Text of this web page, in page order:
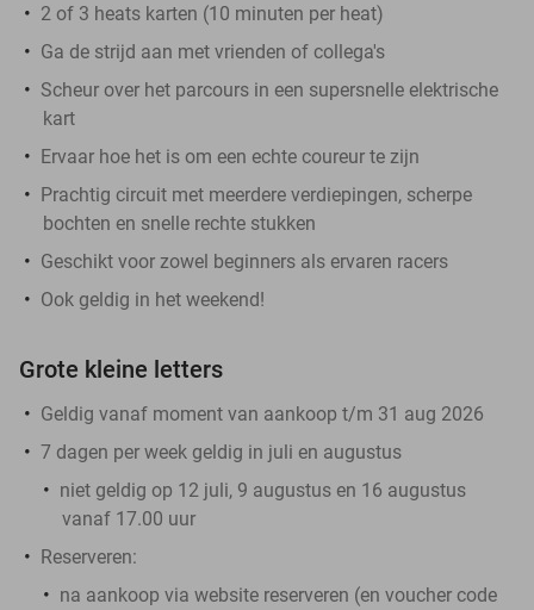
2 of 3 heats karten (10 minuten per heat)
Ga de strijd aan met vrienden of collega's
Scheur over het parcours in een supersnelle elektrische
kart
Ervaar hoe het is om een echte coureur te zijn
Prachtig circuit met meerdere verdiepingen, scherpe
bochten en snelle rechte stukken
Geschikt voor zowel beginners als ervaren racers
Ook geldig in het weekend!
Grote kleine letters
Geldig vanaf moment van aankoop t/m 31 aug 2026
7 dagen per week geldig in juli en augustus
niet geldig op 12 juli, 9 augustus en 16 augustus
vanaf 17.00 uur
Reserveren:
na aankoop via website reserveren (en voucher code